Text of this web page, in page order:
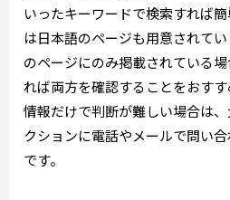
いったキーワードで検索すれば
は日本語のページも用意されて
のページにのみ掲載されている
れば両方を確認することをおす
情報だけで判断が難しい場合は
クションに電話やメールで問い
です。